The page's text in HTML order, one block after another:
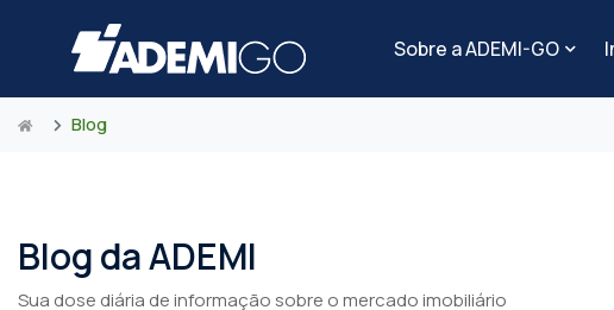
Sobre a ADEMI-GO
Blog
Blog da ADEMI
Sua dose diária de informação sobre o mercado imobiliário